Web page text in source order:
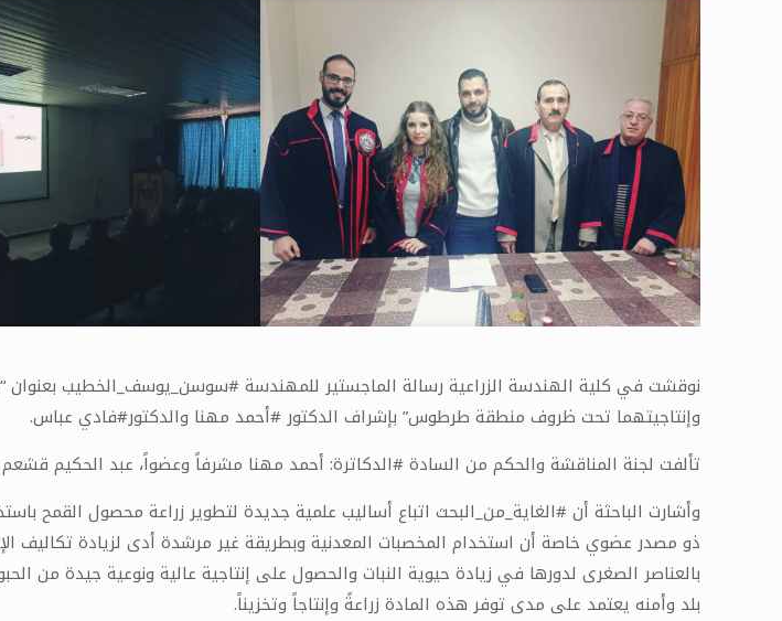
نوقشت في كلية الهندسة الزراعية رسالة الماجستير للمهندسة #سوسن_يوسف_الخطيب بعنوان
وإنتاجيتهما تحت ظروف منطقة طرطوس” بإشراف الدكتور #أحمد مهنا والدكتور#فادي عباس.
تألفت لجنة المناقشة والحكم من السادة #الدكاترة: أحمد مهنا مشرفاً وعضواً، عبد الحكيم
وأشارت الباحثة أن #الغاية_من_البحث اتباع أساليب علمية جديدة لتطوير زراعة محصول القمح
ذو مصدر عضوي خاصة أن استخدام المخصبات المعدنية وبطريقة غير مرشدة أدى لزيادة تكاليف
بالعناصر الصغرى لدورها في زيادة حيوية النبات والحصول على إنتاجية عالية ونوعية جيدة من
بلد وأمنه يعتمد على مدى توفر هذه المادة زراعةً وإنتاجاً وتخزيناً.